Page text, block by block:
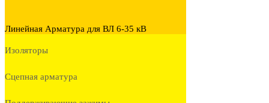
Линейная Арматура для ВЛ 6-35 кВ
Изоляторы
Сцепная арматура